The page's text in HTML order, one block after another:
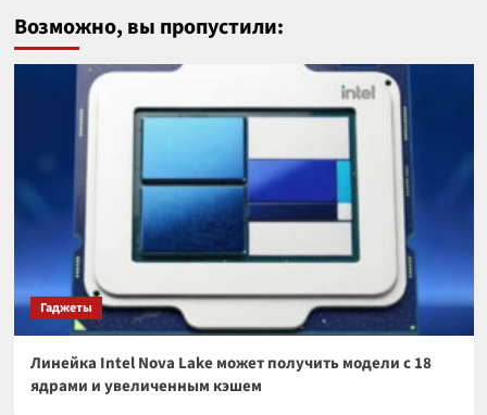
Возможно, вы пропустили:
Гаджеты
Линейка Intel Nova Lake может получить модели с 18
ядрами и увеличенным кэшем